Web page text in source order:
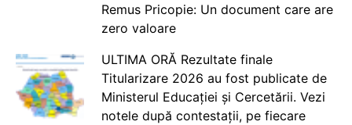
Remus Pricopie: Un document care are
zero valoare
ULTIMA ORĂ Rezultate finale
Titularizare 2026 au fost publicate de
Ministerul Educației și Cercetării. Vezi
notele după contestații, pe fiecare